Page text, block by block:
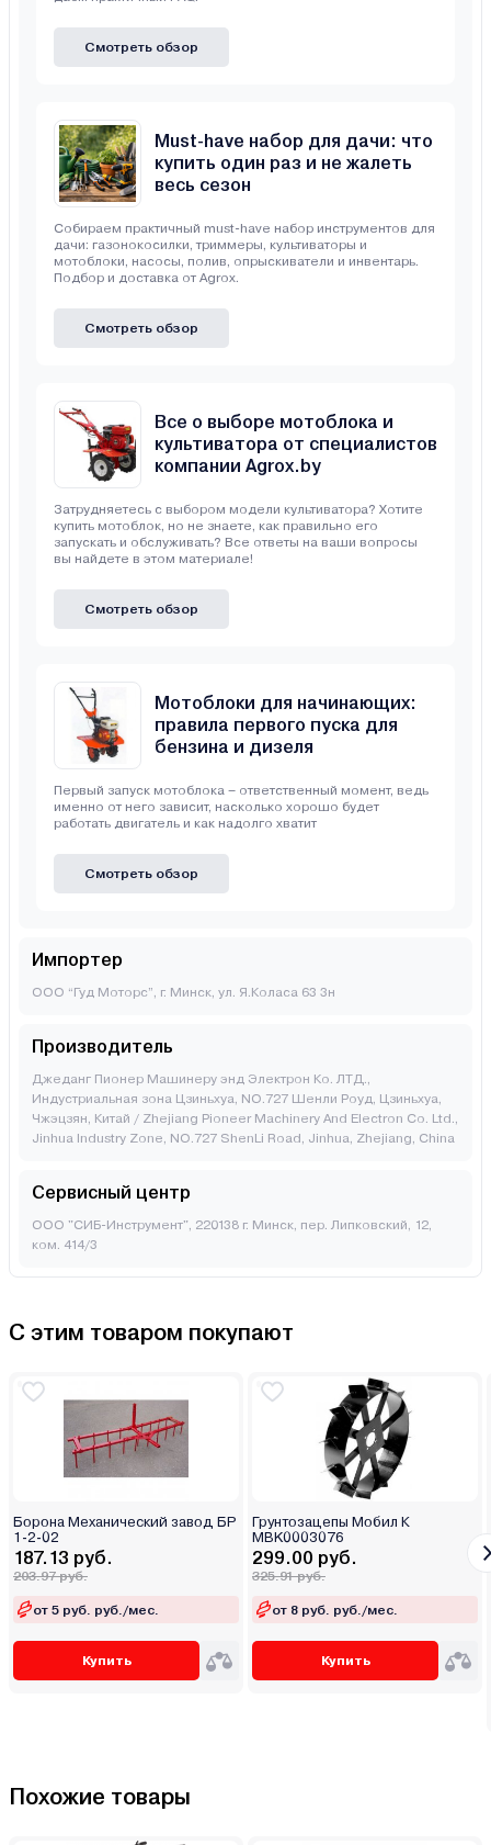
Смотреть обзор
Must-have набор для дачи: что
купить один раз и не жалеть
весь сезон
Собираем практичный must-have набор инструментов для
дачи: газонокосилки, триммеры, культиваторы и
мотоблоки, насосы, полив, опрыскиватели и инвентарь.
Подбор и доставка от Agrox.
Смотреть обзор
Все о выборе мотоблока и
культиватора от специалистов
компании Agrox.by
Затрудняетесь с выбором модели культиватора? Хотите
купить мотоблок, но не знаете, как правильно его
запускать и обслуживать? Все ответы на ваши вопросы
вы найдете в этом материале!
Смотреть обзор
Мотоблоки для начинающих:
правила первого пуска для
бензина и дизеля
Первый запуск мотоблока – ответственный момент, ведь
именно от него зависит, насколько хорошо будет
работать двигатель и как надолго хватит
Смотреть обзор
Импортер
ООО “Гуд Моторс”, г. Минск, ул. Я.Коласа 63 3н
Производитель
Джеданг Пионер Машинеру энд Электрон Ко. ЛТД.,
Индустриальная зона Цзиньхуа, NO.727 Шенли Роуд, Цзиньхуа,
Чжэцзян, Китай / Zhejiang Pioneer Machinery And Electron Co. Ltd.,
Jinhua Industry Zone, NO.727 ShenLi Road, Jinhua, Zhejiang, China
Сервисный центр
ООО "СИБ-Инструмент", 220138 г. Минск, пер. Липковский, 12,
ком. 414/3
С этим товаром покупают
Борона Механический завод БР
1-2-02
187.13 руб.
203.97 руб.
от 5 руб. руб./мес.
Купить
Грунтозацепы Мобил К
MBK0003076
299.00 руб.
325.91 руб.
от 8 руб. руб./мес.
Купить
Похожие товары